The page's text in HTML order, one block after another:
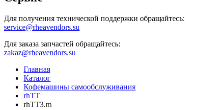
Для получения технической поддержки обращайтесь:
service@rheavendors.su
Для заказа запчастей обращайтесь:
zakaz@rheavendors.su
Главная
Каталог
Кофемашины самообслуживания
rhTT
rhTT3.m